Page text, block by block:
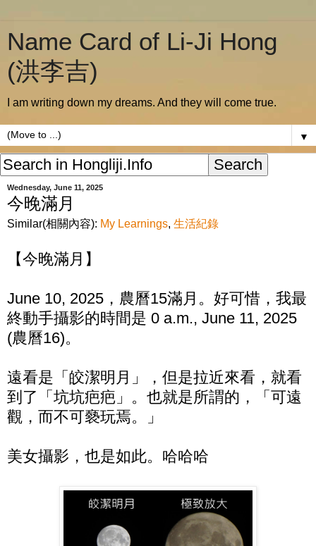
Name Card of Li-Ji Hong
(洪李吉)
I am writing down my dreams. And they will come true.
▼
Wednesday, June 11, 2025
今晚滿月
Similar(相關內容): My Learnings, 生活紀錄
【今晚滿月】
June 10, 2025，農曆15滿月。好可惜，我最
終動手攝影的時間是 0 a.m., June 11, 2025
(農曆16)。
遠看是「皎潔明月」，但是拉近來看，就看
到了「坑坑疤疤」。也就是所謂的，「可遠
觀，而不可褻玩焉。」
美女攝影，也是如此。哈哈哈